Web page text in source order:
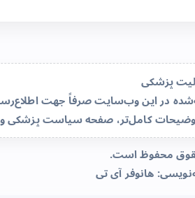
پزشکی
در این وب‌سایت صرفاً جهت
توضیحات کامل‌تر، صفحهسیاست پزشکی
هانوفر آی تی